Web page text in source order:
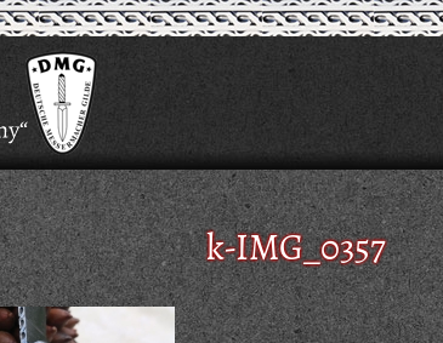
k-IMG_0357